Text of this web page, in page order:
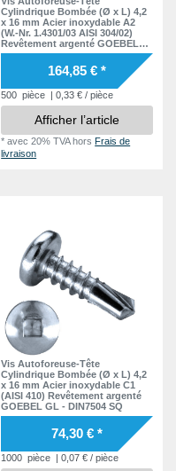
Cylindrique Bombée (Ø x L) 4,2
x 16 mm Acier inoxydable A2
(W.-Nr. 1.4301/03 AISI 304/02)
Revêtement argenté GOEBEL
GL - EPDM Disque DIN7504 SQ
164,85 € *
500 pièce | 0,33 € / pièce
Afficher l’article
*avec 20% TVAhorsFrais de
livraison
Vis Autoforeuse-Tête
Cylindrique Bombée (Ø x L) 4,2
x 16 mm Acier inoxydable C1
(AISI 410) Revêtement argenté
GOEBEL GL - DIN7504 SQ
74,30 € *
1000 pièce | 0,07 € / pièce